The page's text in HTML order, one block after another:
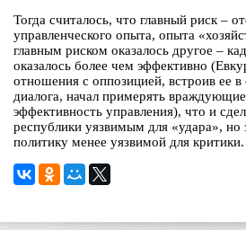
Тогда считалось, что главный риск –
управленческого опыта, опыта
главным риском оказалось другое –
оказалось более чем эффективно
отношения с оппозицией, встроив ее
диалога, начал примерять
эффективность управления), что и
республики уязвимым для «удара», но
политику менее уязвимой для критики.